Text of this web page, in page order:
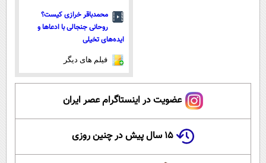
محمدباقر خرازی کیست؟
روحانی جنجالی با ادعاها و
ایده‌های تخیلی
فیلم های دیگر
عضویت در اینستاگرام عصر ایران
۱۵ سال پیش در چنین روزی